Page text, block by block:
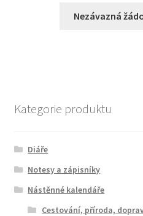
Nezávazná
Kategorie produktu
Diáře
Notesy a zápisníky
Nástěnné kalendáře
Cestování, příroda,